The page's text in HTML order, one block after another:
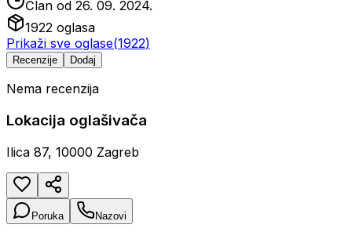
Član od 26. 09. 2024.
1922 oglasa
Prikaži sve oglase(1922)
Recenzije Dodaj
Nema recenzija
Lokacija oglašivača
Ilica 87, 10000 Zagreb
Poruka Nazovi